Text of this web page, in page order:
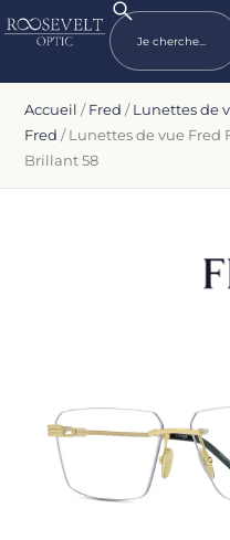
Accueil /Fred /Lunettes de
Fred / Lunettes de vue Fred
Brillant 58